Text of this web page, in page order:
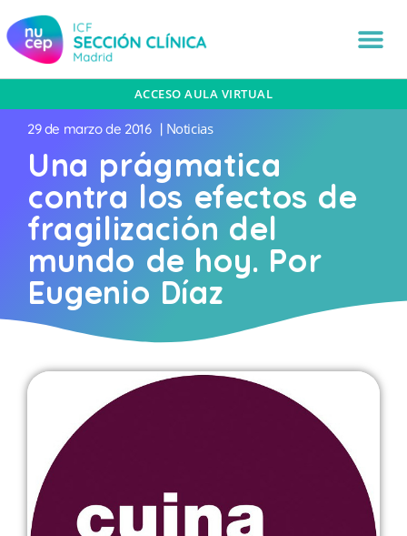
ACCESO AULA VIRTUAL
29 de marzo de 2016 | Noticias
Una prágmatica
contra los efectos de
fragilización del
mundo de hoy. Por
Eugenio Díaz